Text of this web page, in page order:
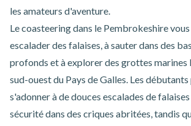
les amateurs d'aventure.
Lecoasteering dans le Pembrokeshire
escalader des falaises, à sauter dans des
profonds et à explorer des grottes marines
sud-ouest du Pays de Galles. Les
s'adonner à de douces escalades de
sécurité dans des criques abritées, tandis